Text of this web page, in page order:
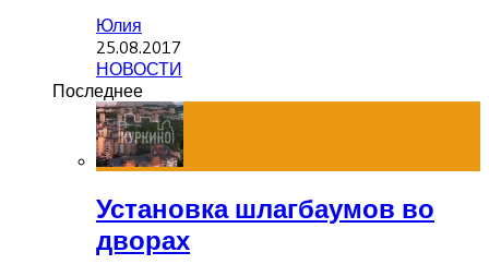
Юлия
25.08.2017
НОВОСТИ
Последнее
Установка шлагбаумов во
дворах